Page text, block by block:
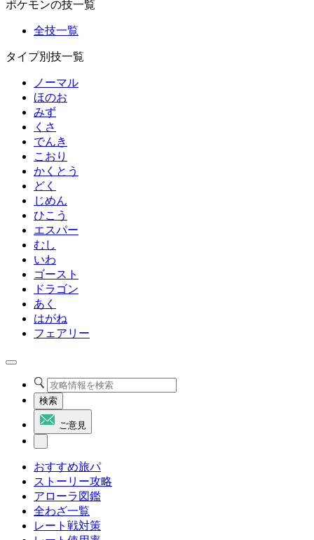
ポケモンの技一覧
全技一覧
タイプ別技一覧
ノーマル
ほのお
みず
くさ
でんき
こおり
かくとう
どく
じめん
ひこう
エスパー
むし
いわ
ゴースト
ドラゴン
あく
はがね
フェアリー
検索
ご意見
おすすめ旅パ
ストーリー攻略
アローラ図鑑
全わざ一覧
レート戦対策